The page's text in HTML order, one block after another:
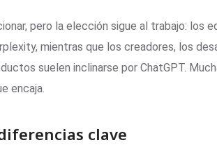
pero la elección sigue al trabajo: los
mientras que los creadores, los
suelen inclinarse por ChatGPT.
encaja.
clave